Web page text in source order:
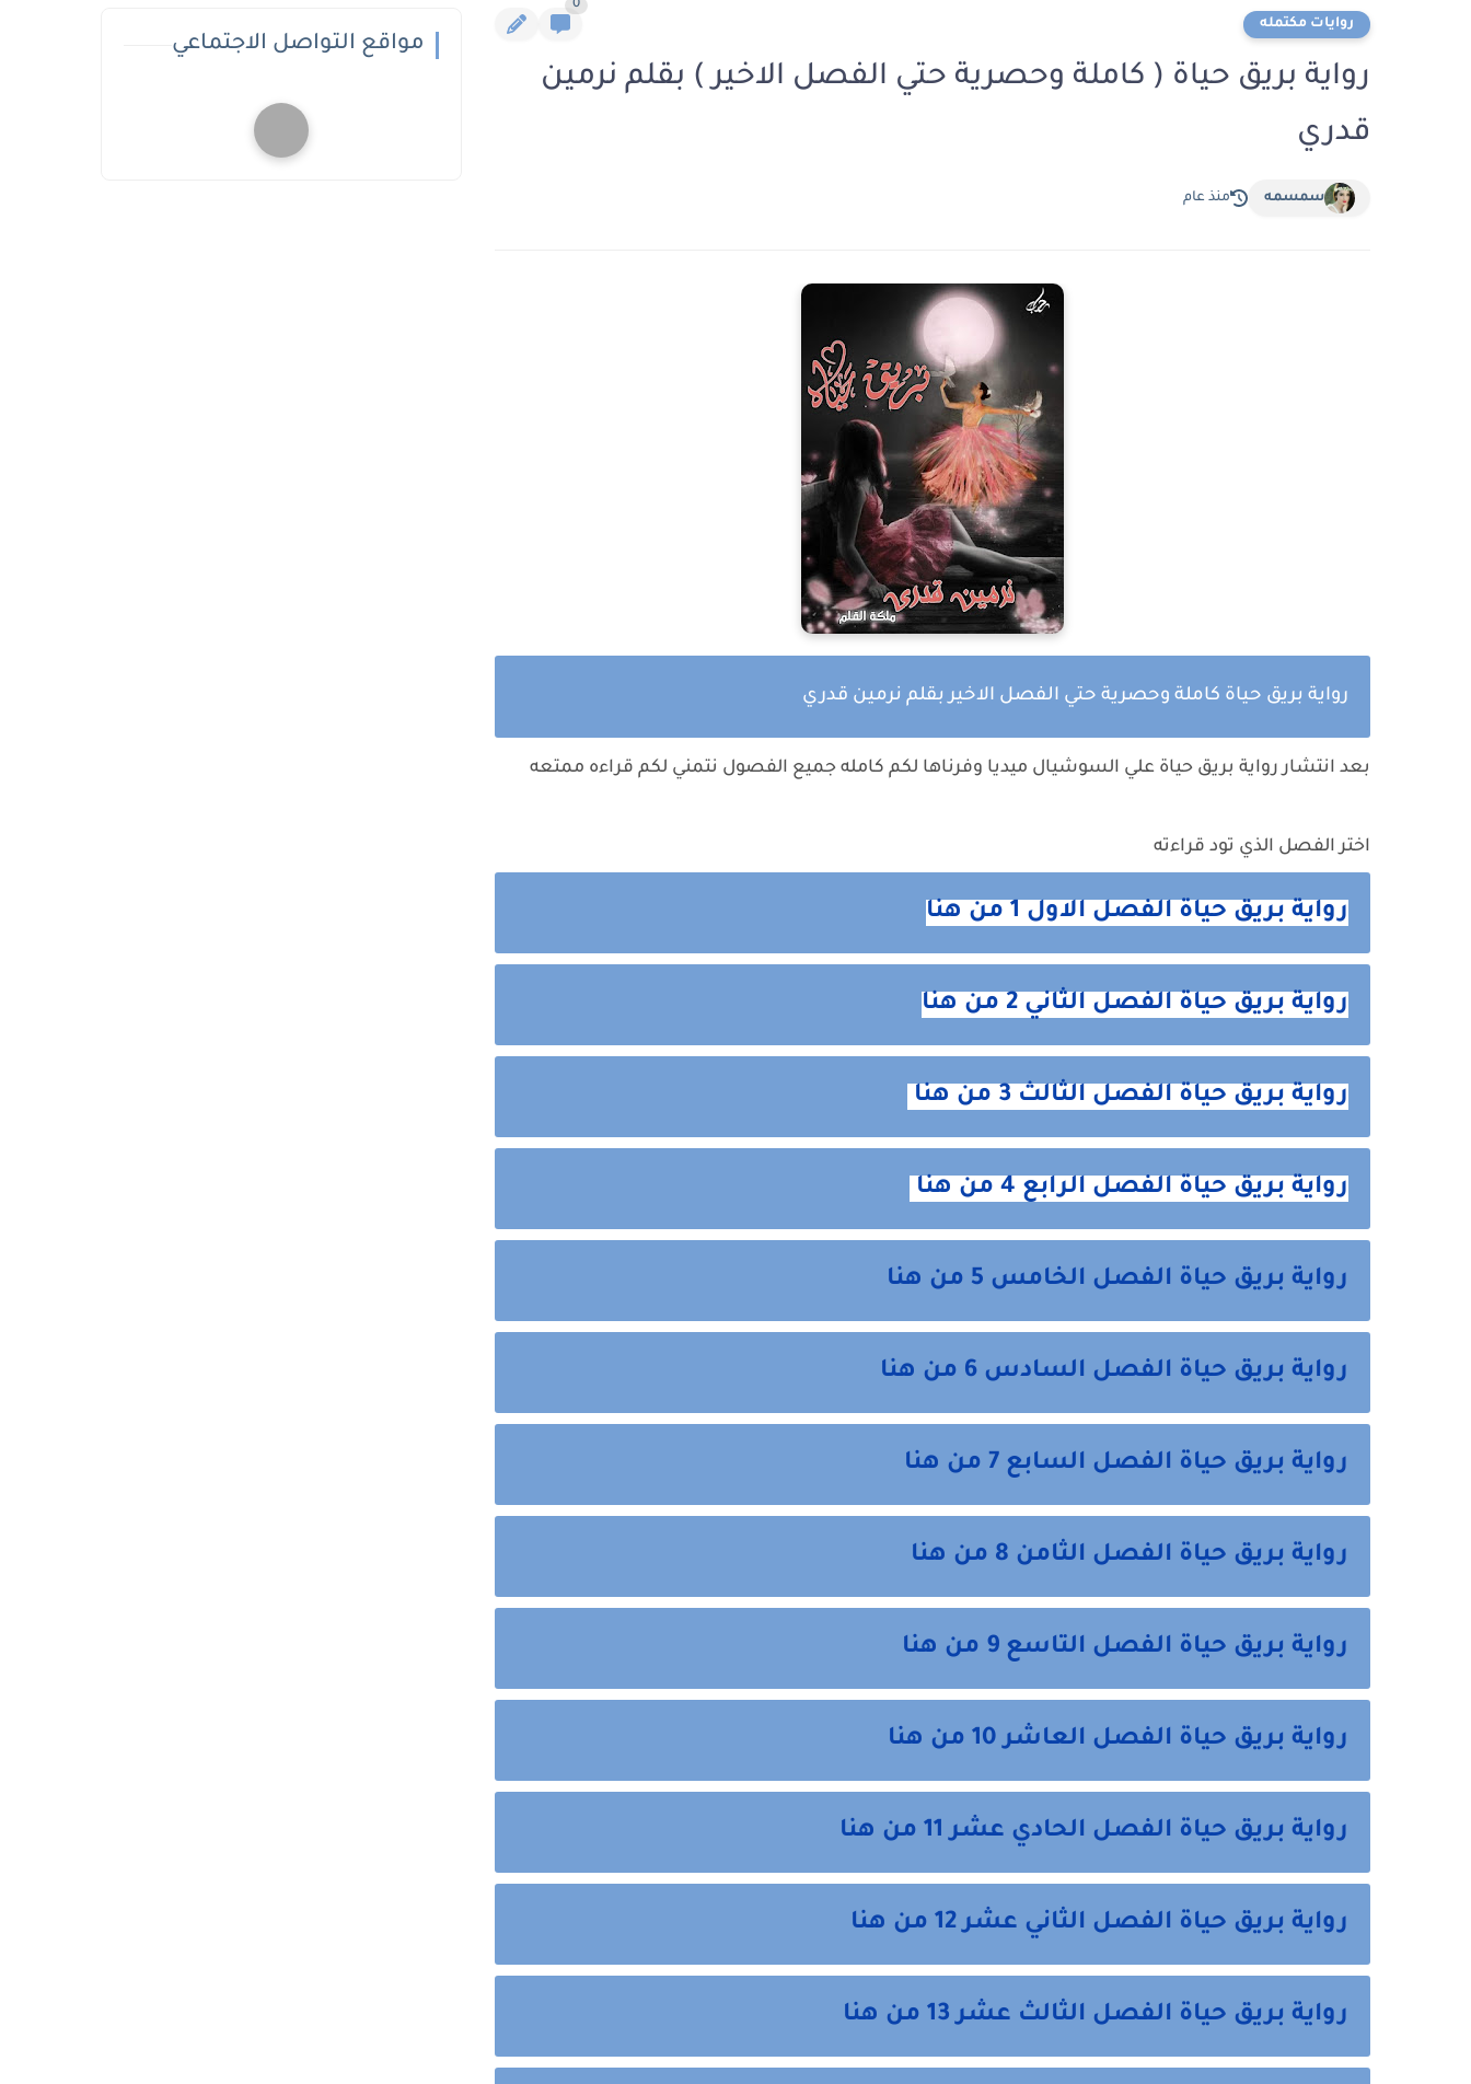
روايات مكتمله
0
رواية بريق حياة ( كاملة وحصرية حتي الفصل الاخير ) بقلم نرمين
قدري
سمسمه منذ عام
رواية بريق حياة كاملة وحصرية حتي الفصل الاخير بقلم نرمين قدري
بعد انتشار رواية بريق حياة علي السوشيال ميديا وفرناها لكم كامله جميع الفصول نتمني لكم قراءه ممتعه
اختر الفصل الذي تود قراءته
رواية بريق حياة الفصل الاول 1 من هنا
رواية بريق حياة الفصل الثاني 2 من هنا
رواية بريق حياة الفصل الثالث 3 من هنا
رواية بريق حياة الفصل الرابع 4 من هنا
رواية بريق حياة الفصل الخامس 5 من هنا
رواية بريق حياة الفصل السادس 6 من هنا
رواية بريق حياة الفصل السابع 7 من هنا
رواية بريق حياة الفصل الثامن 8 من هنا
رواية بريق حياة الفصل التاسع 9 من هنا
رواية بريق حياة الفصل العاشر 10 من هنا
رواية بريق حياة الفصل الحادي عشر 11 من هنا
رواية بريق حياة الفصل الثاني عشر 12 من هنا
رواية بريق حياة الفصل الثالث عشر 13 من هنا
مواقع التواصل الاجتماعي